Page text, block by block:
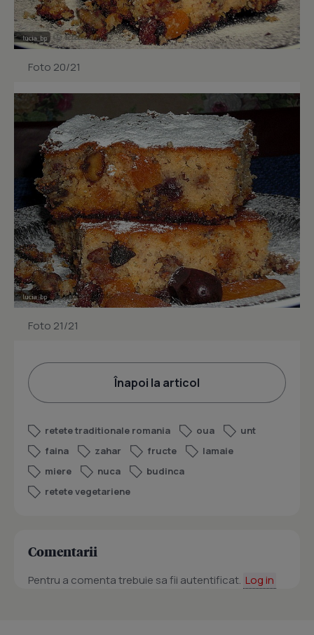
Foto 20/21
Foto 21/21
Înapoi la articol
retete traditionale romania oua
unt
faina
zahar fructe
lamaie
miere
nuca
budinca
retete vegetariene
Comentarii
Pentru a comenta trebuie sa fii autentificat. Log in